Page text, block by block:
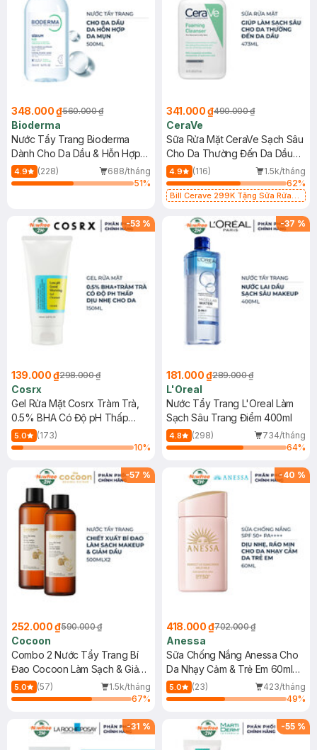
348.000 ₫560.000 ₫
Bioderma
Nước Tẩy Trang Bioderma
Dành Cho Da Dầu & Hỗn Hợp
500ml
4.9 (228)
688/tháng
51%
341.000 ₫490.000 ₫
CeraVe
Sữa Rửa Mặt CeraVe Sạch Sâu
Cho Da Thường Đến Da Dầu
473ml
4.9 (116)
1.5k/tháng
62%
Bill Cerave 299K Tặng Sữa Rửa
-53 %
139.000 ₫298.000 ₫
Cosrx
Gel Rửa Mặt Cosrx Tràm Trà,
0.5% BHA Có Độ pH Thấp
150ml
5.0
(173)
10%
-37 %
181.000 ₫289.000 ₫
L'Oreal
Nước Tẩy Trang L'Oreal Làm
Sạch Sâu Trang Điểm 400ml
4.8 (298)
734/tháng
64%
-57 %
252.000 ₫590.000 ₫
Cocoon
Combo 2 Nước Tẩy Trang Bí
Đao Cocoon Làm Sạch & Giảm
Dầu 500ml
5.0 (57)
1.5k/tháng
67%
-40 %
418.000 ₫702.000 ₫
Anessa
Sữa Chống Nắng Anessa Cho
Da Nhạy Cảm & Trẻ Em 60ml
(Mới)
5.0 (23)
423/tháng
49%
-31 % -55 %